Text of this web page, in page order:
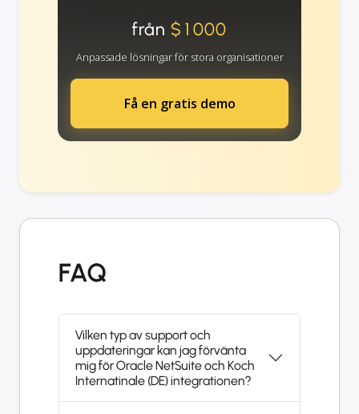
från $1000
Anpassade lösningar för stora organisationer
Få en gratis demo
FAQ
Vilken typ av support och
uppdateringar kan jag förvänta
mig för Oracle NetSuite och Koch
Internatinale (DE) integrationen?